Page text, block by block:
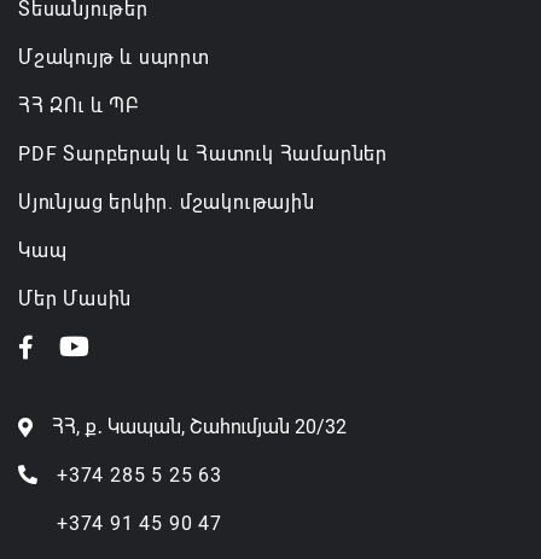
Տեսանյութեր
Մշակույթ և սպորտ
ՀՀ ԶՈւ և ՊԲ
PDF Տարբերակ և Հատուկ Համարներ
Սյունյաց երկիր. մշակութային
Կապ
Մեր Մասին
ՀՀ, ք․ Կապան, Շահումյան 20/32
+374 285 5 25 63
+374 91 45 90 47